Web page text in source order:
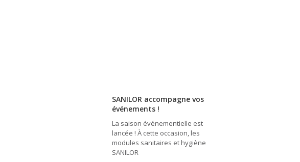
SANILOR accompagne vos
événements !
La saison événementielle est
lancée ! À cette occasion, les
modules sanitaires et hygiène
SANILOR